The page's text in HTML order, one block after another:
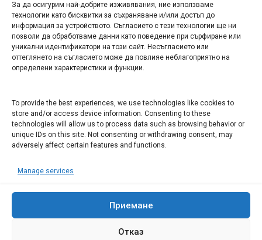
За да осигурим най-добрите изживявания, ние използваме
технологии като бисквитки за съхраняване и/или достъп до
информация за устройството. Съгласието с тези технологии ще ни
позволи да обработваме данни като поведение при сърфиране или
уникални идентификатори на този сайт. Несъгласието или
оттеглянето на съгласието може да повлияе неблагоприятно на
определени характеристики и функции.
To provide the best experiences, we use technologies like cookies to
store and/or access device information. Consenting to these
technologies will allow us to process data such as browsing behavior or
unique IDs on this site. Not consenting or withdrawing consent, may
adversely affect certain features and functions.
Manage services
Приемане
Отказ
БИЗНЕС
Арт галерия "Мостове" – магазин за изкуство
СЕВЕРОЗАПАДА ИНФОРМАЦИОНЕН БИЗНЕС
ТУРИСТИЧЕСКИ КЛЪСТЕР
ИНСТИТУЦИИ В ЛОВЕЧ
Административен съд Ловеч
Областна администрация Ловеч
ОДМВР Ловеч
Окръжен съд Ловеч